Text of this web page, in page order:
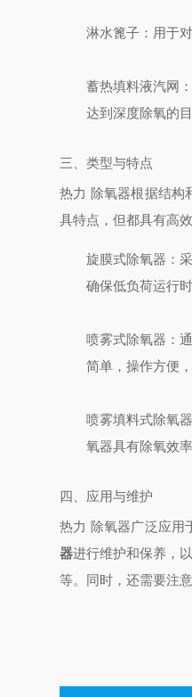
淋水篦子 ：用于
蓄热填料液汽网
达到深度除氧的目
三、类型与特点
热力 除氧器根据结构
具特点，但都具有高
旋膜式除氧器 ：
确保低负荷运行
喷雾式除氧器 ：
简单，操作方便
喷雾填料式除氧器
氧器具有除氧效
四、应用与维护
热力 除氧器广泛应用
器进行维护和保养，
等。同时，还需要注